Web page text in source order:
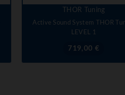
THOR Tuning
Active Sound System THOR
LEVEL 1
Prix
719,00 €